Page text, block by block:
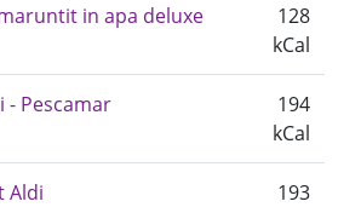
in apa deluxe
128
kCal
- Pescamar
194
kCal
Aldi
193